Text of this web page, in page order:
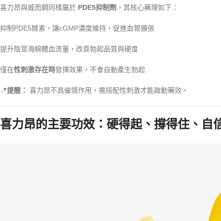
喜力昂與威而鋼同樣屬於 PDE5抑制劑 ，其核心藥理如下：
抑制PDE5酵素，讓cGMP濃度維持，促進血管擴張
提升陰莖海綿體血流量，改善勃起品質與硬度
僅在性刺激存在時發揮效果，不會自動產生勃起
📍提醒： 喜力昂不具催情作用，需搭配性刺激才能啟動藥效。
喜力昂的主要功效：硬得起、撐得住、自